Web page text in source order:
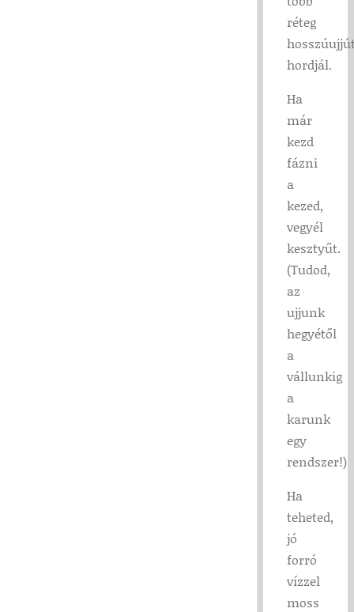
réteg
hordjál.
Ha
már
kezd
fázni
a
kezed,
vegyél
kesztyűt.
(Tudod,
az
ujjunk
hegyétől
a
vállunkig
a
karunk
egy
rendszer!)
Ha
teheted,
jó
forró
vízzel
moss